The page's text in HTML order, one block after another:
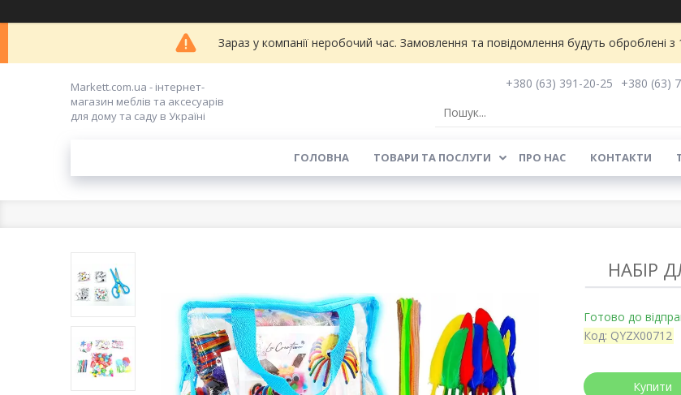
Зараз у компанії неробочий час. Замовлення та повідомлення будуть оброблені
Markett.com.ua - інтернет-
магазин меблів та аксесуарів
для дому та саду в Україні
+380 (63) 391-20-25
+380 (63)
ГОЛОВНА ТОВАРИ ТА ПОСЛУГИ ПРО НАС КОНТАКТИ
НАБІР
Готово до
Код: QYZX00712
Купити